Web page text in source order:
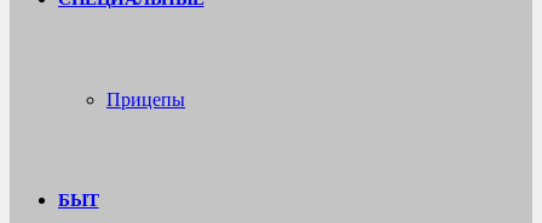
Прицепы
БЫТ